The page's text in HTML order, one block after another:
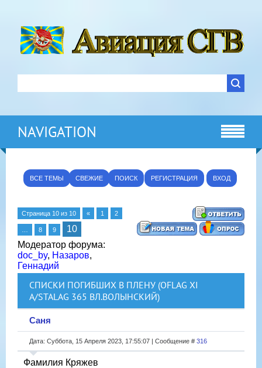
NAVIGATION
ВСЕ ТЕМЫ СВЕЖИЕ ПОИСК РЕГИСТРАЦИЯ ВХОД
Страница 10 из 10 « 1 2
8 9
10
Модератор форума:
doc_by, Назаров,
Геннадий
СПИСКИ ПОГИБШИХ В ПЛЕНУ (OFLAG XI
A/STALAG 365 ВЛ.ВОЛЫНСКИЙ)
Саня
Дата: Суббота, 15 Апреля 2023, 17:55:07 | Сообщение # 316
Фамилия Кряжев